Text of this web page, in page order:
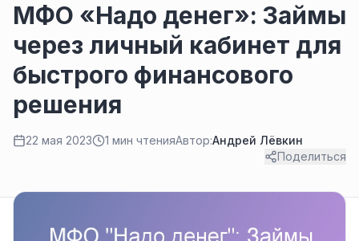
МФО «Надо денег»: Займы
через личный кабинет для
быстрого финансового
решения
22 мая 2023 1 мин чтенияАвтор:Андрей Лёвкин
Поделиться